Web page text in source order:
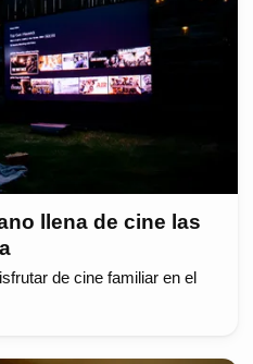
llena de cine las
de cine familiar en el